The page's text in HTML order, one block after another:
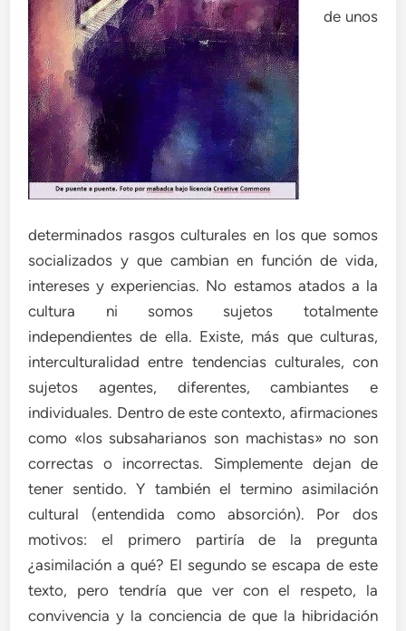
de unos
determinados rasgos culturales en los que somos
socializados y que cambian en función de vida,
intereses y experiencias. No estamos atados a la
cultura ni somos sujetos totalmente
independientes de ella. Existe, más que culturas,
interculturalidad entre tendencias culturales, con
sujetos agentes, diferentes, cambiantes e
individuales. Dentro de este contexto, afirmaciones
como «los subsaharianos son machistas» no son
correctas o incorrectas. Simplemente dejan de
tener sentido. Y también el termino asimilación
cultural (entendida como absorción). Por dos
motivos: el primero partiría de la pregunta
¿asimilación a qué? El segundo se escapa de este
texto, pero tendría que ver con el respeto, la
convivencia y la conciencia de que la hibridación